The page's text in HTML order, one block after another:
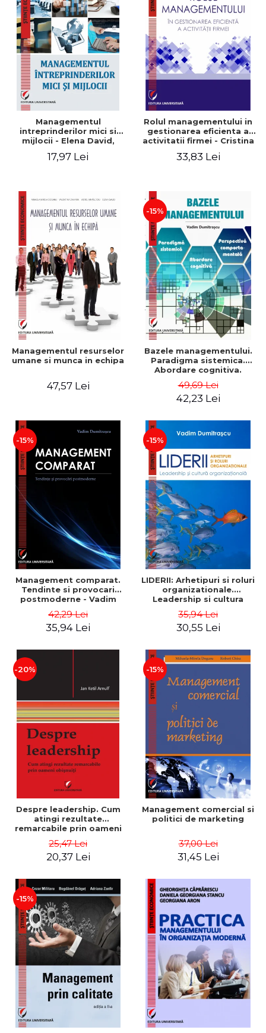
Managementul
intreprinderilor mici si
mijlocii - Elena David,
Roxana Carmen Ionescu,
17,97 Lei
Rolul managementului in
gestionarea eficienta a
activitatii firmei - Cristina
Gabriel Nastase, Mihaela-
33,83 Lei
Managementul resurselor
umane si munca in echipa
47,57 Lei
-15%
Bazele managementului.
Paradigma sistemica.
Abordare cognitiva.
comportamentala - Vadim
Dumitrascu
49,69 Lei
42,23 Lei
-15%
Management comparat.
Tendinte si provocari
postmoderne - Vadim
42,29 Lei
35,94 Lei
-15%
LIDERII: Arhetipuri si roluri
organizationale.
Leadership si cultura
Dumitrascu
35,94 Lei
30,55 Lei
-20%
Despre leadership. Cum
atingi rezultate
remarcabile prin oameni
25,47 Lei
20,37 Lei
-15%
Management comercial si
politici de marketing
37,00 Lei
31,45 Lei
-15%